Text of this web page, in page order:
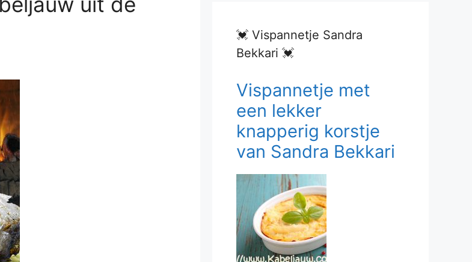
💓 Vispannetje Sandra
Bekkari 💓
Vispannetje met
een lekker
knapperig korstje
van Sandra Bekkari